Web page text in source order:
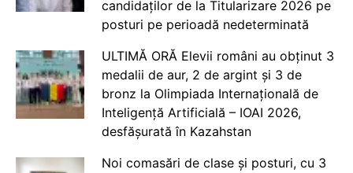
candidaților de la Titularizare 2026 pe
posturi pe perioadă nedeterminată
ULTIMĂ ORĂ Elevii români au obținut 3
medalii de aur, 2 de argint și 3 de
bronz la Olimpiada Internațională de
Inteligență Artificială – IOAI 2026,
desfășurată în Kazahstan
Noi comasări de clase și posturi, cu 3